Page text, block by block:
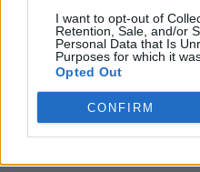
I want to opt-out of
Retention, Sale, and/or
Personal Data that Is
Purposes for which it
Opted Out
CONFIRM
19
Trading
Quali